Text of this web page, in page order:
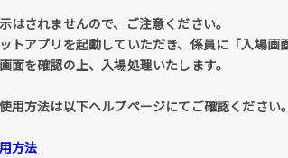
はされませんので、ご注意ください。
トアプリを起動していただき、係員に「入場画
面を確認の上、入場処理いたします。
用方法は以下ヘルプページにてご確認ください
方法